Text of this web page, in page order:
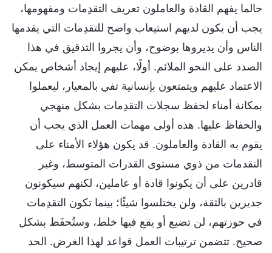
حالما يفهم القادة والعاملون تعريف التقدِمات ومفهومها،
يجب أن يكون لديهم استيعاب واضح للتقدِمات التي يقدمها
الناس وأن يديروها بوضوح، وأن يجروا التدقيق في هذا
الصدد على النحو الملائم. أولًا، عليهم إيجاد أشخاص يمكن
الاعتماد عليهم ويتمتعون بإنسانية تفي بالمعيار، ليعملوا
بمكانة أمناء لحفظ سجلات التقدِمات بشكل منهجي
والحفاظ عليها. هذه أولى مهمات العمل الذي يجب أن
يقوم به القادة والعاملون. قد يكون هؤلاء الأمناء على
التقدمات من ذوي مستوى القدرات المتوسط، وغير
قادرين على أن يكونوا قادة أو عاملين، لكنهم سيكونون
جديرين بالثقة، ولن يختلسوا شيئًا؛ بينما تكون التقدِمات
في حوزتهم، لن تضيع أو يقع فيها خلط، وستُحفَظ بشكل
صحيح. تتضمن ترتيبات العمل قواعد لهذا الغرض. الحد